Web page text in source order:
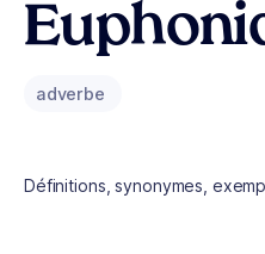
adverbe
Définitions, synonymes,